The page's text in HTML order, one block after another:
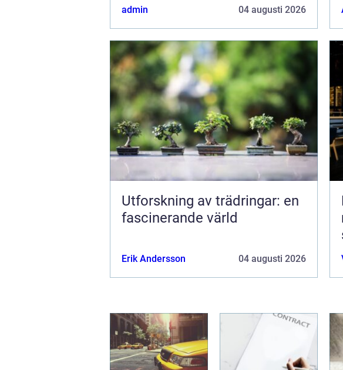
admin 04 augusti 2026
Utforskning av trädringar: en
fascinerande värld
Erik Andersson 04 augusti 2026